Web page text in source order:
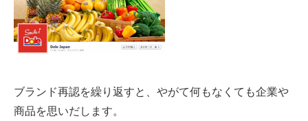
ブランド再認を繰り返すと、やがて何もなくても企業や
商品を思いだします。